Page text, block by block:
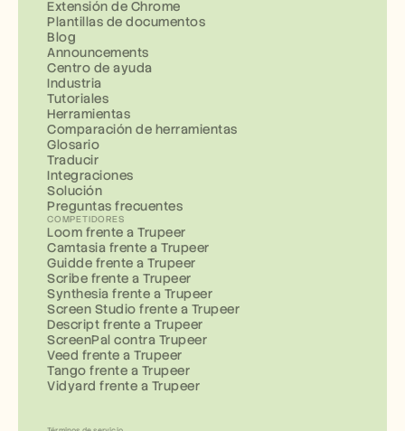
Extensión de Chrome
Plantillas de documentos
Blog
Announcements
Centro de ayuda
Industria
Tutoriales
Herramientas
Comparación de herramientas
Glosario
Traducir
Integraciones
Solución
Preguntas frecuentes
COMPETIDORES
Loom frente a Trupeer
Camtasia frente a Trupeer
Guidde frente a Trupeer
Scribe frente a Trupeer
Synthesia frente a Trupeer
Screen Studio frente a Trupeer
Descript frente a Trupeer
ScreenPal contra Trupeer
Veed frente a Trupeer
Tango frente a Trupeer
Vidyard frente a Trupeer